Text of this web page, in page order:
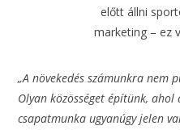
előtt állni
marketing – ez
„A növekedés számunkra nem
Olyan közösséget építünk, ahol
csapatmunka ugyanúgy jelen